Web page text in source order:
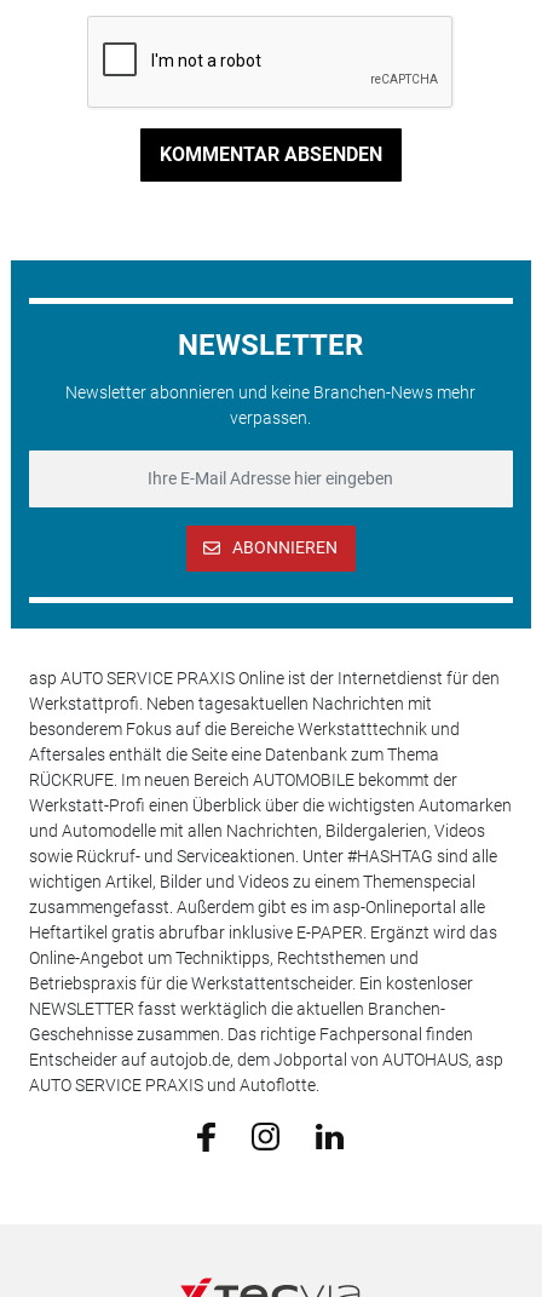
KOMMENTAR ABSENDEN
NEWSLETTER
Newsletter abonnieren und keine Branchen-News mehr
verpassen.
ABONNIEREN
asp AUTO SERVICE PRAXIS Online ist der Internetdienst für den
Werkstattprofi. Neben tagesaktuellen Nachrichten mit
besonderem Fokus auf die Bereiche Werkstatttechnik und
Aftersales enthält die Seite eine Datenbank zum Thema
RÜCKRUFE. Im neuen Bereich AUTOMOBILE bekommt der
Werkstatt-Profi einen Überblick über die wichtigsten Automarken
und Automodelle mit allen Nachrichten, Bildergalerien, Videos
sowie Rückruf- und Serviceaktionen. Unter #HASHTAG sind alle
wichtigen Artikel, Bilder und Videos zu einem Themenspecial
zusammengefasst. Außerdem gibt es im asp-Onlineportal alle
Heftartikel gratis abrufbar inklusive E-PAPER. Ergänzt wird das
Online-Angebot um Techniktipps, Rechtsthemen und
Betriebspraxis für die Werkstattentscheider. Ein kostenloser
NEWSLETTER fasst werktäglich die aktuellen Branchen-
Geschehnisse zusammen. Das richtige Fachpersonal finden
Entscheider auf autojob.de, dem Jobportal von AUTOHAUS, asp
AUTO SERVICE PRAXIS und Autoflotte.